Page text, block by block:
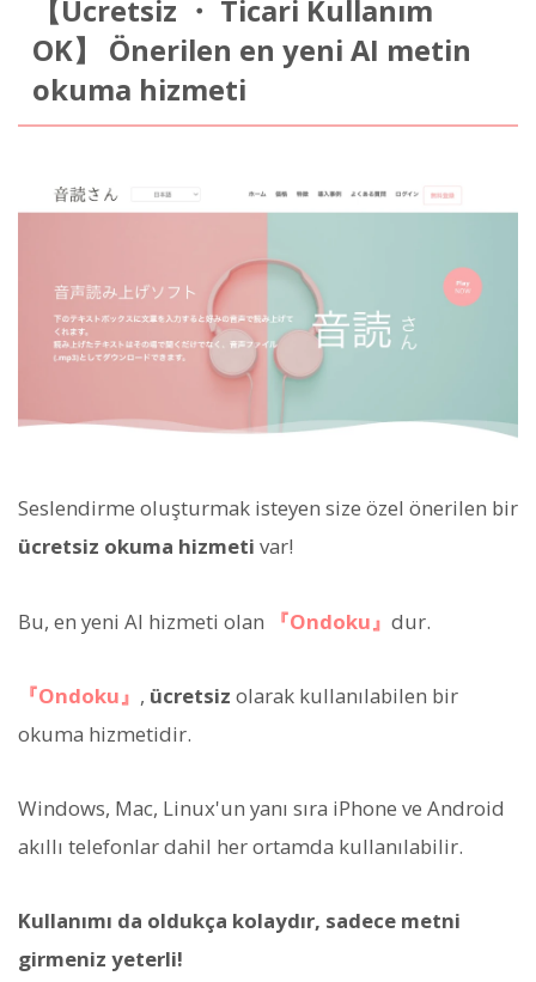
【Ücretsiz ・ Ticari Kullanım
OK】 Önerilen en yeni AI metin
okuma hizmeti
Seslendirme oluşturmak isteyen size özel önerilen bir
ücretsiz okuma hizmeti var!
Bu, en yeni AI hizmeti olan 『Ondoku』 dur.
『Ondoku』 , ücretsiz olarak kullanılabilen bir
okuma hizmetidir.
Windows, Mac, Linux'un yanı sıra iPhone ve Android
akıllı telefonlar dahil her ortamda kullanılabilir.
Kullanımı da oldukça kolaydır, sadece metni
girmeniz yeterli!